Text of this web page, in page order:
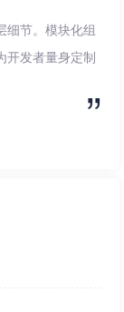
细节。模块化组
开发者量身定制